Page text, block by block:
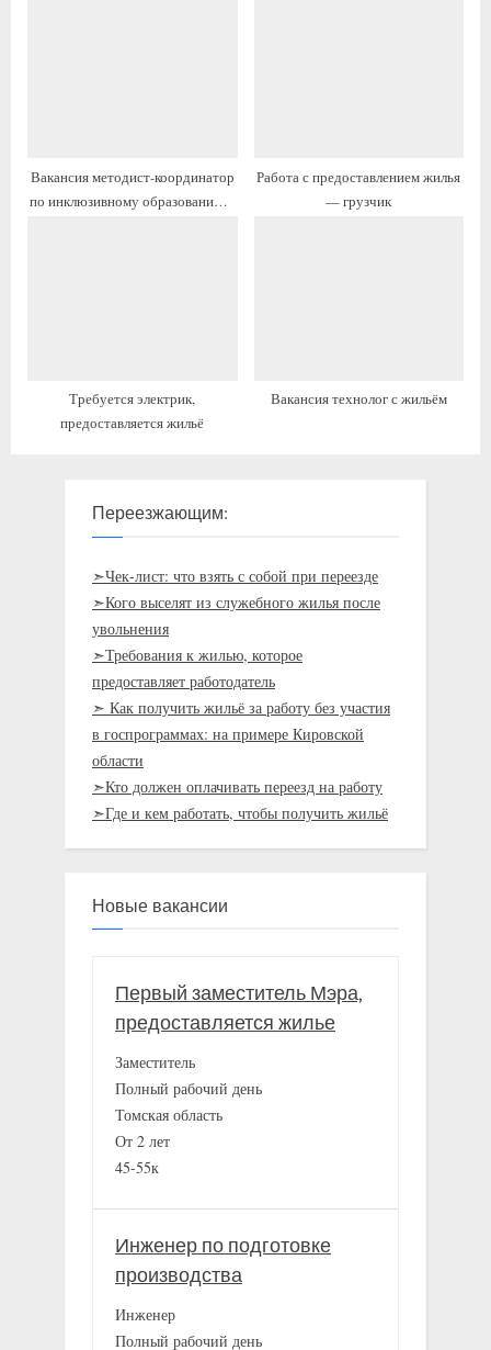
Вакансия методист-координатор
по инклюзивному образованию с
Работа с предоставлением жилья
— грузчик
Требуется электрик,
предоставляется жильё
Вакансия технолог с жильём
Переезжающим:
➣Чек-лист: что взять с собой при переезде
➣Кого выселят из служебного жилья после
увольнения
➣Требования к жилью, которое
предоставляет работодатель
➣ Как получить жильё за работу без участия
в госпрограммах: на примере Кировской
области
➣Кто должен оплачивать переезд на работу
➣Где и кем работать, чтобы получить жильё
Новые вакансии
Первый заместитель Мэра,
предоставляется жилье
Заместитель
Полный рабочий день
Томская область
От 2 лет
45-55к
Инженер по подготовке
производства
Инженер
Полный рабочий день